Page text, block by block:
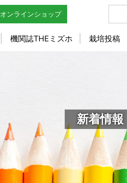
オンラインショップ
機関誌THEミズホ 栽培投稿
新着情報